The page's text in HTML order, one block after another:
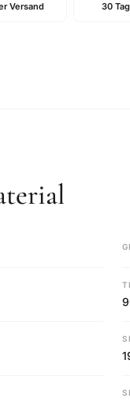
Versand 30